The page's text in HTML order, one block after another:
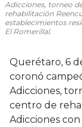
Adicciones, torneo
rehabilitación
establecimientos
El Romerillal.
Querétaro, 6
coronó
Adicciones,
centro de
Adicciones